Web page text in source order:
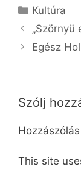
Kategória
Kultúra
„Szörnyü
Egész
Szólj
This site